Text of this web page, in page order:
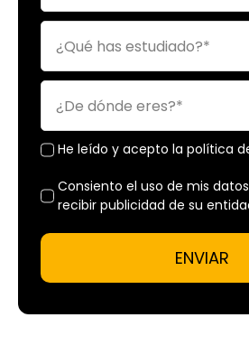
He leído y acepto la política
Consiento el uso de mis
recibir publicidad de su
ENVIAR